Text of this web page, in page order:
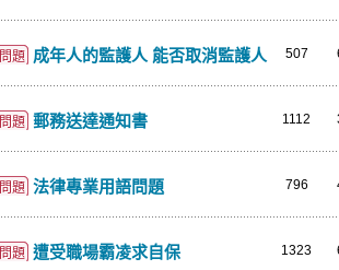
問題 成年人的監護人 能否取消監護人 507
問題 郵務送達通知書 1112
問題 法律專業用語問題 796
問題 遭受職場霸凌求自保 1323